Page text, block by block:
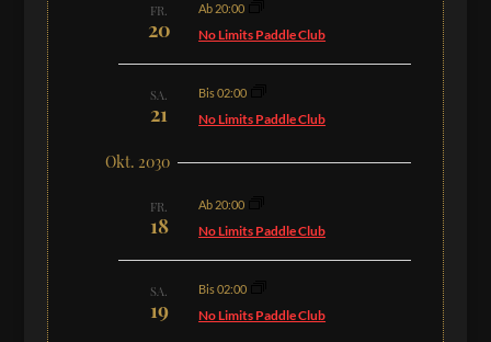
FR.
20
Ab 20:00
No Limits Paddle Club
SA.
21
Bis 02:00
No Limits Paddle Club
Okt. 2030
FR.
18
Ab 20:00
No Limits Paddle Club
SA.
19
Bis 02:00
No Limits Paddle Club